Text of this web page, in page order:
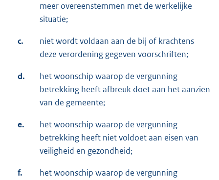
meer overeenstemmen met de werkelijke
situatie;
c.
niet wordt voldaan aan de bij of krachtens
deze verordening gegeven voorschriften;
d.
het woonschip waarop de vergunning
betrekking heeft afbreuk doet aan het aanzien
van de gemeente;
e.
het woonschip waarop de vergunning
betrekking heeft niet voldoet aan eisen van
veiligheid en gezondheid;
f.
het woonschip waarop de vergunning